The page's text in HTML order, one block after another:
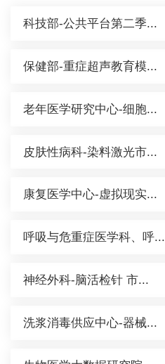
科技部-公共平台第二季...
保健部-重症超声教育模...
老年医学研究中心-细胞...
皮肤性病科-染料激光市...
康复医学中心-虚拟现实...
呼吸与危重症医学科、呼...
神经外科-脑活检针 市...
洗浆消毒供应中心-器械...